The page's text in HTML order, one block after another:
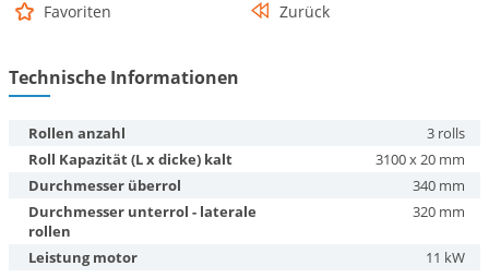
Favoriten
Zurück
Technische Informationen
Rollen anzahl
3 rolls
Roll Kapazität (L x dicke) kalt
3100 x 20 mm
Durchmesser überrol
340 mm
Durchmesser unterrol - laterale
rollen
320 mm
Leistung motor
11 kW